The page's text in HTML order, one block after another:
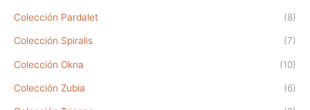
Colección Pardalet (8)
Colección Spiralis (7)
Colección Okna (10)
Colección Zubia (6)